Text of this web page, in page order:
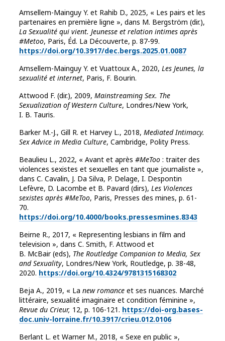
Amsellem-Mainguy Y. et Rahib D., 2025, « Les pairs et les
partenaires en première ligne », dans M. Bergström (dir.),
La Sexualité qui vient. Jeunesse et relation intimes après
#Metoo, Paris, Éd. La Découverte, p. 87-99.
https://doi.org/10.3917/dec.bergs.2025.01.0087
Amsellem-Mainguy Y. et Vuattoux A., 2020, Les Jeunes, la
sexualité et internet, Paris, F. Bourin.
Attwood F. (dir.), 2009, Mainstreaming Sex. The
Sexualization of Western Culture, Londres/New York,
I. B. Tauris.
Barker M.-J., Gill R. et Harvey L., 2018, Mediated Intimacy.
Sex Advice in Media Culture, Cambridge, Polity Press.
Beaulieu L., 2022, « Avant et après #MeToo : traiter des
violences sexistes et sexuelles en tant que journaliste »,
dans C. Cavalin, J. Da Silva, P. Delage, I. Despontin
Lefèvre, D. Lacombe et B. Pavard (dirs), Les Violences
sexistes après #MeToo, Paris, Presses des mines, p. 61-
70.
https://doi.org/10.4000/books.pressesmines.8343
Beirne R., 2017, « Representing lesbians in film and
television », dans C. Smith, F. Attwood et
B. McBair (eds), The Routledge Companion to Media, Sex
and Sexuality, Londres/New York, Routledge, p. 38-48,
2020. https://doi.org/10.4324/9781315168302
Beja A., 2019, « La new romance et ses nuances. Marché
littéraire, sexualité imaginaire et condition féminine »,
Revue du Crieur, 12, p. 106-121. https://doi-org.bases-
doc.univ-lorraine.fr/10.3917/crieu.012.0106
Berlant L. et Warner M., 2018, « Sexe en public »,